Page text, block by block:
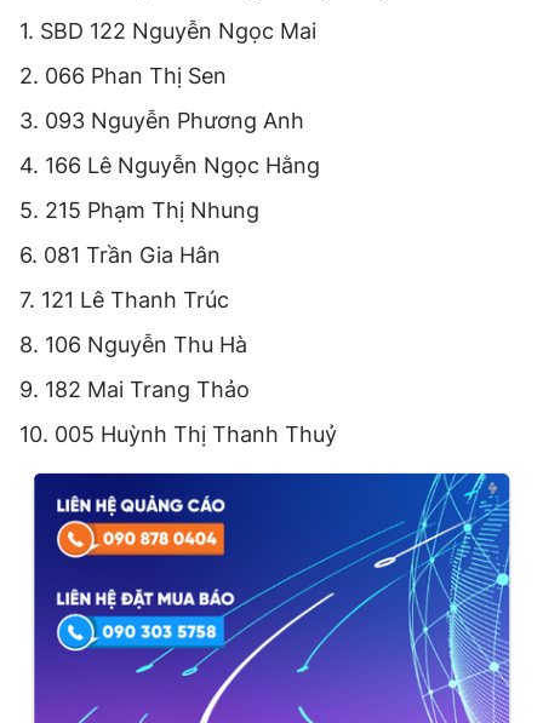
1. SBD 122 Nguyễn Ngọc Mai
2. 066 Phan Thị Sen
3. 093 Nguyễn Phương Anh
4. 166 Lê Nguyễn Ngọc Hằng
5. 215 Phạm Thị Nhung
6. 081 Trần Gia Hân
7. 121 Lê Thanh Trúc
8. 106 Nguyễn Thu Hà
9. 182 Mai Trang Thảo
10. 005 Huỳnh Thị Thanh Thuỷ